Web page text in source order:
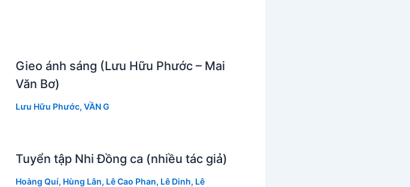
Gieo ánh sáng (Lưu Hữu Phước – Mai
Văn Bơ)
Lưu Hữu Phước, VẦN G
Tuyển tập Nhi Đồng ca (nhiều tác giả)
Hoàng Quí, Hùng Lân, Lê Cao Phan, Lê Dinh, Lê